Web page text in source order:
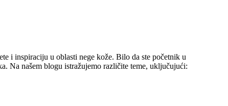
i inspiraciju u oblasti nege kože. Bilo da ste početnik u
Na našem blogu istražujemo različite teme, uključujući: